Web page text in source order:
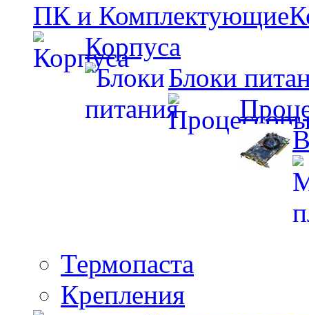
ПК и Комплектующие
Корпуса
Блоки
Термопаста
Крепления